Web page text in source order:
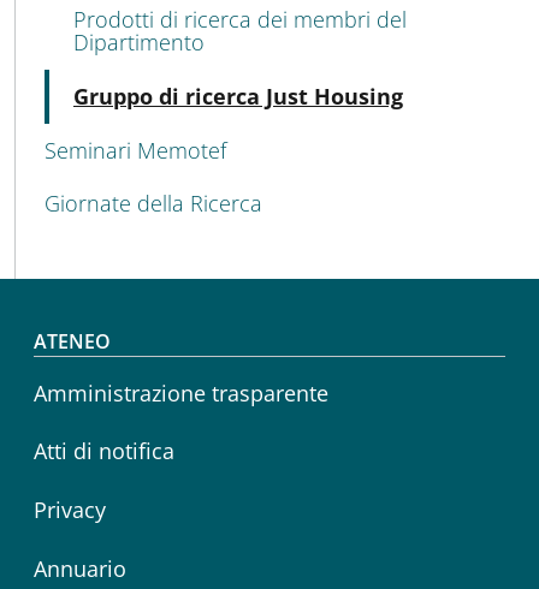
Prodotti di ricerca dei membri del
Dipartimento
Gruppo di ricerca Just Housing
Seminari Memotef
Giornate della Ricerca
Footer menu
ATENEO
Amministrazione trasparente
Atti di notifica
Privacy
Annuario